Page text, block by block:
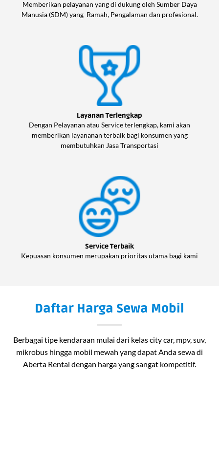
Memberikan pelayanan yang di dukung oleh Sumber Daya
Manusia (SDM) yang Ramah, Pengalaman dan profesional.
Layanan Terlengkap
Dengan Pelayanan atau Service terlengkap, kami akan
memberikan layananan terbaik bagi konsumen yang
membutuhkan Jasa Transportasi
Service Terbaik
Kepuasan konsumen merupakan prioritas utama bagi kami
Daftar Harga Sewa Mobil
Berbagai tipe kendaraan mulai dari kelas city car, mpv, suv,
mikrobus hingga mobil mewah yang dapat Anda sewa di
Aberta Rental dengan harga yang sangat kompetitif.